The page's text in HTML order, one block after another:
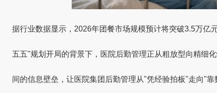
据行业数据显示，2026年团餐市场规模预计将突破3.5万亿
五五"规划开局的背景下，医院后勤管理正从粗放型向精细
间的信息壁垒，让医院集团后勤管理从"凭经验拍板"走向"